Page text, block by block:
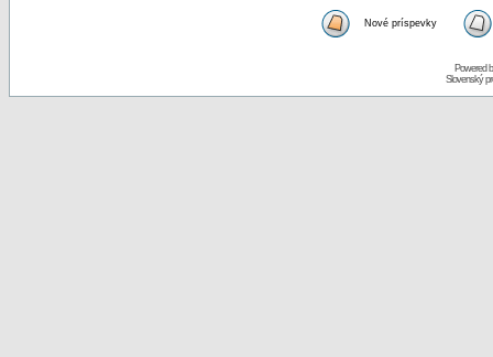
Nové príspevky
Powered
Slovenský